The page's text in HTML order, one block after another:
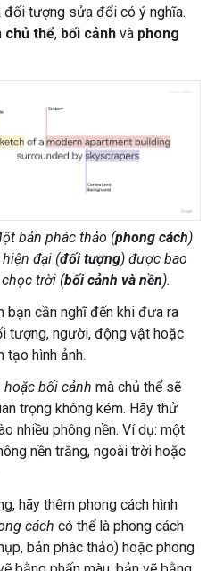
tượng sửa đổi có ý nghĩa.
chủ thể, bối cảnh và phong
bản phác thảo (phong cách)
đại(đối tượng) được bao
trời(bối cảnh và nền).
bạn cần nghĩ đến khi đưa ra
tượng, người, động vật hoặc
tạo hình ảnh.
hoặc bối cảnh mà chủ thể sẽ
trọng không kém. Hãy thử
nhiều phông nền. Ví dụ: một
nền trắng, ngoài trời hoặc
hãy thêm phong cách hình
cách có thể là phong cách
bản phác thảo) hoặc phong